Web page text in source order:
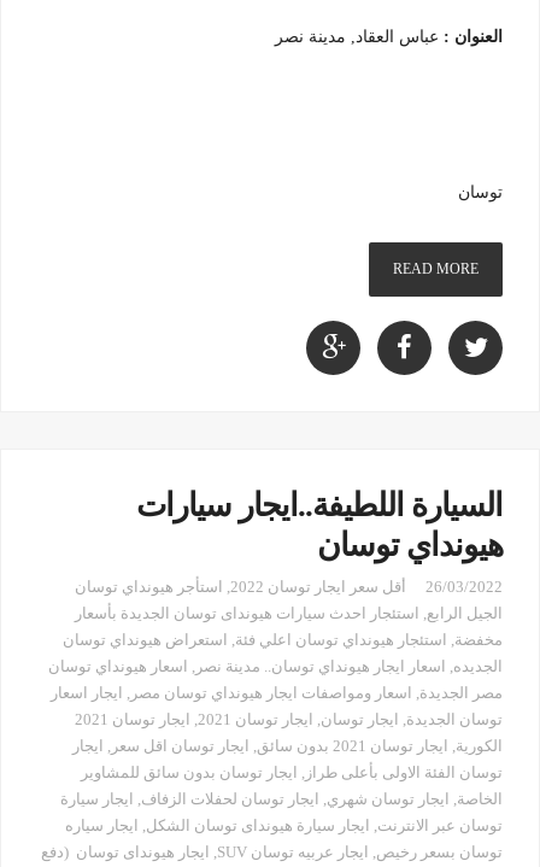
العنوان : عباس العقاد, مدينة نصر
توسان
READ MORE
السيارة اللطيفة..ايجار سيارات
هيونداي توسان
26/03/2022 أقل سعر ايجار توسان 2022
استأجر هيونداي توسان
الجيل الرابع
استئجار احدث سيارات هيونداى توسان الجديدة بأسعار
مخفضة
استئجار هيونداي توسان اعلي فئة
استعراض هيونداي توسان
الجديده
اسعار ايجار هيونداي توسان.. مدينة نصر
اسعار هيونداي توسان
مصر الجديدة
اسعار ومواصفات ايجار هيونداي توسان مصر
ايجار اسعار
توسان الجديدة
ايجار توسان ايجار توسان 2021
ايجار توسان 2021
الكورية
ايجار توسان 2021 بدون سائق ايجار توسان اقل سعر
ايجار
توسان الفئة الاولى بأعلى طراز
ايجار توسان بدون سائق للمشاوير
الخاصة
ايجار توسان شهري ايجار توسان لحفلات الزفاف
ايجار سيارة
توسان عبر الانترنت
ايجار سيارة هيونداى توسان الشكل
ايجار سياره
توسان بسعر رخيص
ايجار عربيه توسان SUV
ايجار هيونداى توسان (دفع